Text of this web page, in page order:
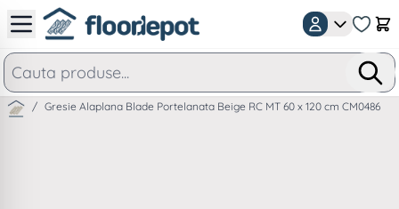
Mergeti la Continut
/ Gresie Alaplana Blade Portelanata Beige RC MT 60 x 120 cm CM0486